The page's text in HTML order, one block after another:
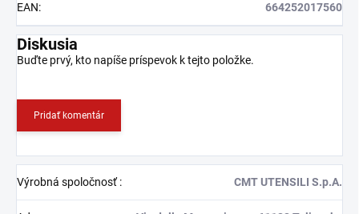
EAN: 664252017560
Diskusia
Buďte prvý, kto napíše príspevok k tejto položke.
Pridať komentár
Výrobná spoločnosť: CMT UTENSILI S.p.A.